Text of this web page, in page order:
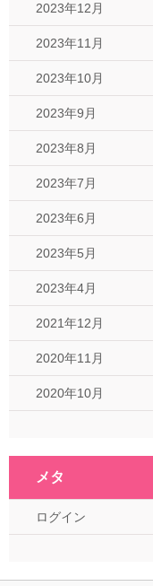
2023年12月
2023年11月
2023年10月
2023年9月
2023年8月
2023年7月
2023年6月
2023年5月
2023年4月
2021年12月
2020年11月
2020年10月
メタ
ログイン